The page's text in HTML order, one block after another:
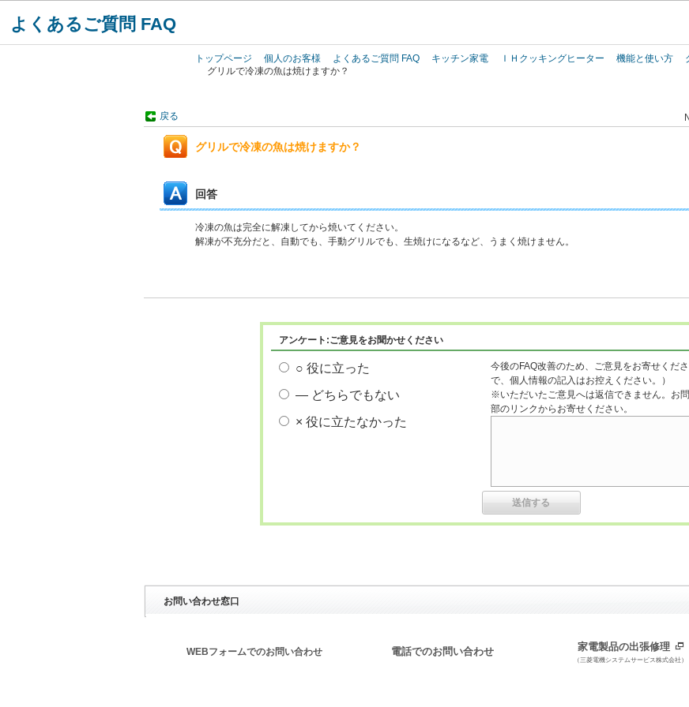
よくあるご質問 FAQ
トップページ 個人のお客様 よくあるご質問 FAQ キッチン家電 ＩＨクッキングヒーター 機能と使い方
グリルで冷凍の魚は焼けますか？
戻る
グリルで冷凍の魚は焼けますか？
回答
冷凍の魚は完全に解凍してから焼いてください。
解凍が不充分だと、自動でも、手動グリルでも、生焼けになるなど、うまく焼けません。
アンケート:ご意見をお聞かせください
○ 役に立った
― どちらでもない
× 役に立たなかった
今後のFAQ改善のため、ご意見をお寄せくだ
で、個人情報の記入はお控えください。）
※いただいたご意見へは返信できません。お
部のリンクからお寄せください。
お問い合わせ窓口
WEBフォームでのお問い合わせ 電話でのお問い合わせ 家電製品の出張修理
（三菱電機システムサービス株式会社）